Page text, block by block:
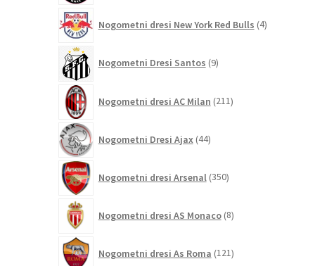
Nogometni dresi New York Red Bulls 4izdelki
Nogometni Dresi Santos 9izdelkov
Nogometni dresi AC Milan 211izdelkov
Nogometni Dresi Ajax 44izdelkov
Nogometni dresi Arsenal 350izdelkov
Nogometni dresi AS Monaco 8izdelkov
Nogometni dresi As Roma 121izdelkov